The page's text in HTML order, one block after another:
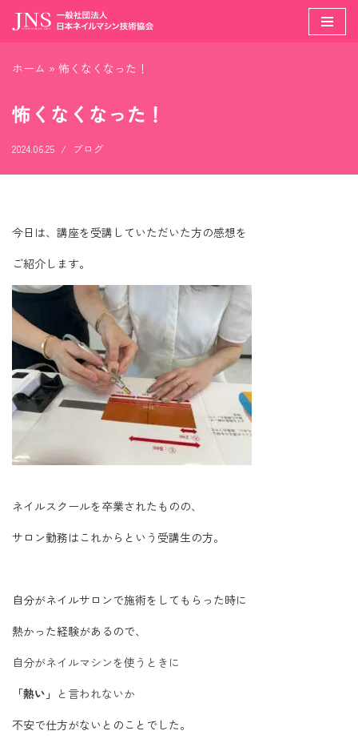
ン
ン
ツ
へ
プ
ホーム » 怖くなくなった！
怖くなくなった！
2024.06.25 ブログ
今日は、講座を受講していただいた方の感想を
ご紹介します。
ネイルスクールを卒業されたものの、
サロン勤務はこれからという受講生の方。
自分がネイルサロンで施術をしてもらった時に
熱かった経験があるので、
自分がネイルマシンを使うときに
「熱い」 と言われないか
不安で仕方がないとのことでした。